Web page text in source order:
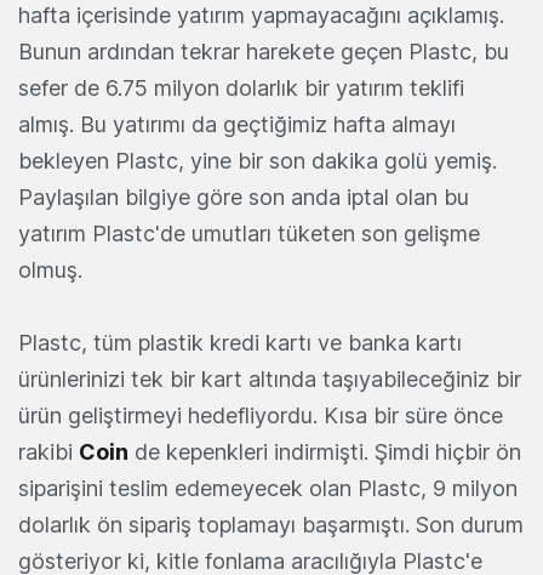
hafta içerisinde yatırım yapmayacağını açıklamış.
Bunun ardından tekrar harekete geçen Plastc, bu
sefer de 6.75 milyon dolarlık bir yatırım teklifi
almış. Bu yatırımı da geçtiğimiz hafta almayı
bekleyen Plastc, yine bir son dakika golü yemiş.
Paylaşılan bilgiye göre son anda iptal olan bu
yatırım Plastc'de umutları tüketen son gelişme
olmuş.
Plastc, tüm plastik kredi kartı ve banka kartı
ürünlerinizi tek bir kart altında taşıyabileceğiniz bir
ürün geliştirmeyi hedefliyordu. Kısa bir süre önce
rakibi Coin de kepenkleri indirmişti. Şimdi hiçbir ön
siparişini teslim edemeyecek olan Plastc, 9 milyon
dolarlık ön sipariş toplamayı başarmıştı. Son durum
gösteriyor ki, kitle fonlama aracılığıyla Plastc'e